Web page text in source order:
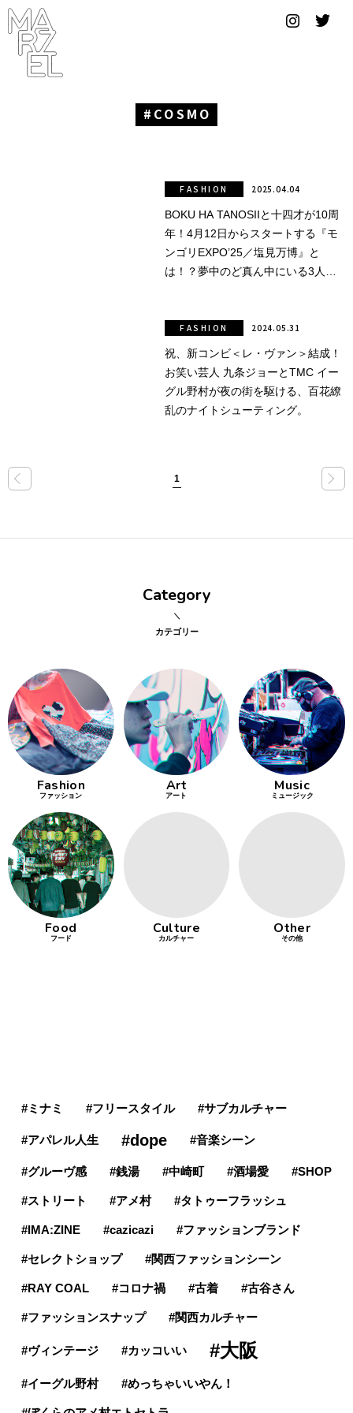
フィ
デザ
ナー
屋十四
才
ること
立ったら
行動
するよう
ザインを
の絵で
ツを作
る
りどり
COSMO
BOKU HA TANOSIIと十四才が10周
年！4月12日からスタートする『モ
ンゴリEXPO’25／塩見万博』と
は！？夢中のど真ん中にいる3人
FASHION 2025.04.04
祝、新コンビ＜レ・ヴァン＞結成！
お笑い芸人 九条ジョーとTMC イー
グル野村が夜の街を駆ける、百花繚
乱のナイトシューティング。
FASHION 2024.05.31
« 1 »
Category
カテゴリー
Fashion
ファッション
Art
アート
Music
ミュージック
Food
フード
Culture
カルチャー
Other
その他
#ミナミ #フリースタイル #サブカルチャー
#アパレル人生 #dope #音楽シーン
#グルーヴ感 #銭湯 #中崎町 #酒場愛 #SHOP
#ストリート #アメ村 #タトゥーフラッシュ
#IMA:ZINE #cazicazi #ファッションブランド
#セレクトショップ #関西ファッションシーン
#RAY COAL #コロナ禍 #古着 #古谷さん
#ファッションスナップ #関西カルチャー
#ヴィンテージ #カッコいい #大阪
#イーグル野村 #めっちゃいいやん！